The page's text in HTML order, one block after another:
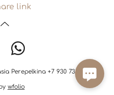
link
Perepelkina +7 930 733 39 06
wfolio